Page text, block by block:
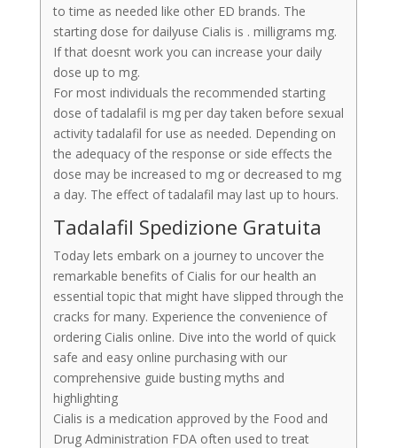
to time as needed like other ED brands. The
starting dose for dailyuse Cialis is . milligrams mg.
If that doesnt work you can increase your daily
dose up to mg.
For most individuals the recommended starting
dose of tadalafil is mg per day taken before sexual
activity tadalafil for use as needed. Depending on
the adequacy of the response or side effects the
dose may be increased to mg or decreased to mg
a day. The effect of tadalafil may last up to hours.
Tadalafil Spedizione Gratuita
Today lets embark on a journey to uncover the
remarkable benefits of Cialis for our health an
essential topic that might have slipped through the
cracks for many. Experience the convenience of
ordering Cialis online. Dive into the world of quick
safe and easy online purchasing with our
comprehensive guide busting myths and
highlighting
Cialis is a medication approved by the Food and
Drug Administration FDA often used to treat